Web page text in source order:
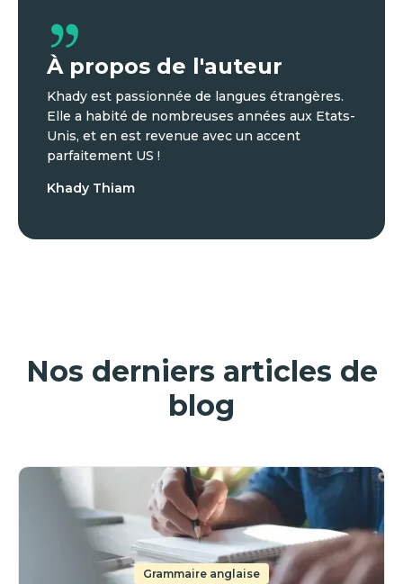
À propos de l'auteur
Khady est passionnée de langues étrangères.
Elle a habité de nombreuses années aux Etats-
Unis, et en est revenue avec un accent
parfaitement US !
Khady Thiam
Nos derniers articles de
blog
Grammaire anglaise